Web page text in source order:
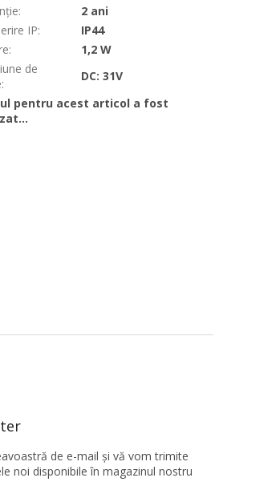
:
2 ani
IP:
IP44
:
1,2 W
de
:
DC: 31V
pentru acest articol a fost
de e-mail şi vă vom trimite
noi disponibile în magazinul nostru